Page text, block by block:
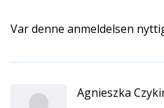
Var denne anmeldelsen
Agnieszka